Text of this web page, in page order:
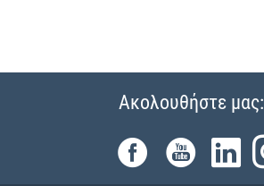
Ακολουθήστε μας: